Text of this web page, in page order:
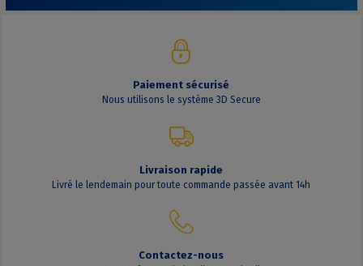
Paiement sécurisé
Nous utilisons le système 3D Secure
Livraison rapide
Livré le lendemain pour toute commande passée avant 14h
Contactez-nous